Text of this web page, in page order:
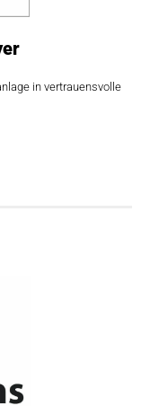
in vertrauensvolle